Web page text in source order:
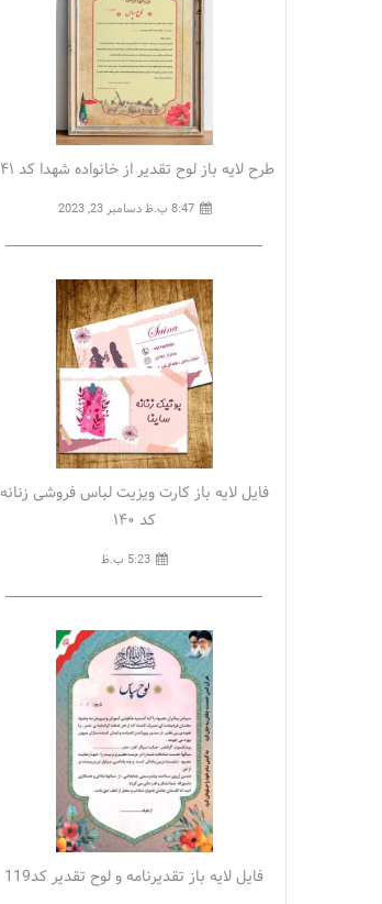
طرح لایه باز لوح تقدیر از خانواده شهدا کد ۱۴۱
8:47 ب.ظ دسامبر 23, 2023
فایل لایه باز کارت ویزیت لباس فروشی زنانه
کد ۱۴۰
5:23 ب.ظ
فایل لایه باز تقدیرنامه و لوح تقدیر کد119